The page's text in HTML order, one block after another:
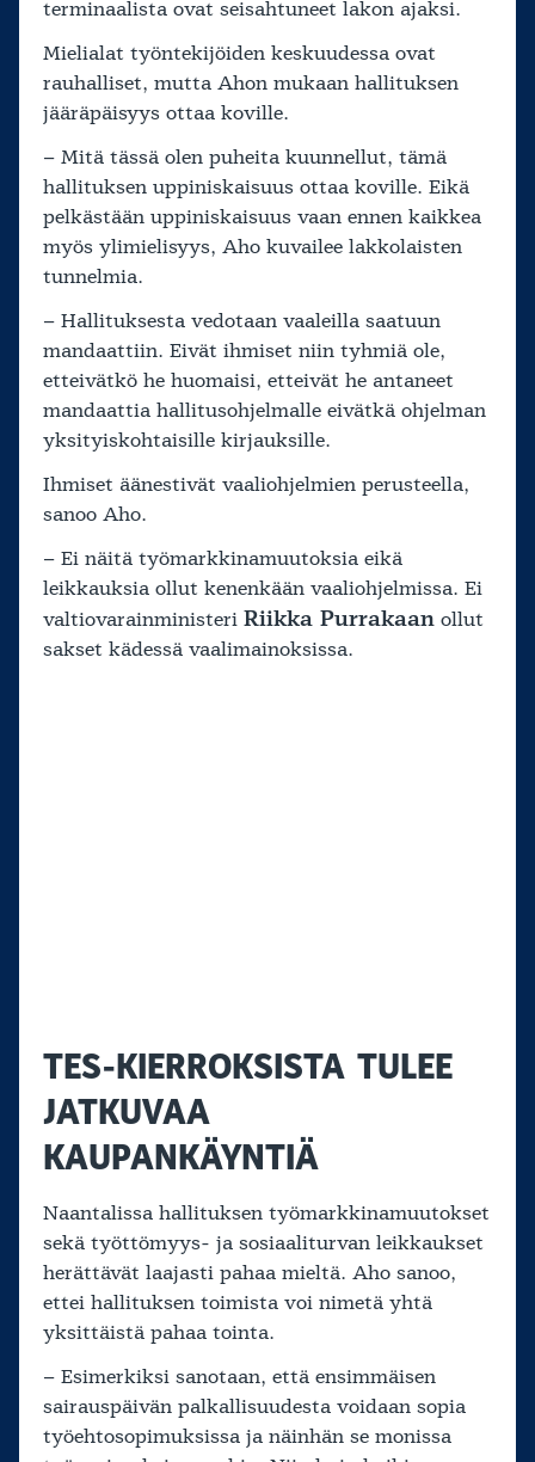
terminaalista ovat seisahtuneet lakon ajaksi.
Mielialat työntekijöiden keskuudessa ovat
rauhalliset, mutta Ahon mukaan hallituksen
jääräpäisyys ottaa koville.
– Mitä tässä olen puheita kuunnellut, tämä
hallituksen uppiniskaisuus ottaa koville. Eikä
pelkästään uppiniskaisuus vaan ennen kaikkea
myös ylimielisyys, Aho kuvailee lakkolaisten
tunnelmia.
– Hallituksesta vedotaan vaaleilla saatuun
mandaattiin. Eivät ihmiset niin tyhmiä ole,
etteivätkö he huomaisi, etteivät he antaneet
mandaattia hallitusohjelmalle eivätkä ohjelman
yksityiskohtaisille kirjauksille.
Ihmiset äänestivät vaaliohjelmien perusteella,
sanoo Aho.
– Ei näitä työmarkkinamuutoksia eikä
leikkauksia ollut kenenkään vaaliohjelmissa. Ei
valtiovarainministeri Riikka Purrakaan ollut
sakset kädessä vaalimainoksissa.
TES-KIERROKSISTA TULEE
JATKUVAA
KAUPANKÄYNTIÄ
Naantalissa hallituksen työmarkkinamuutokset
sekä työttömyys- ja sosiaaliturvan leikkaukset
herättävät laajasti pahaa mieltä. Aho sanoo,
ettei hallituksen toimista voi nimetä yhtä
yksittäistä pahaa tointa.
– Esimerkiksi sanotaan, että ensimmäisen
sairauspäivän palkallisuudesta voidaan sopia
työehtosopimuksissa ja näinhän se monissa